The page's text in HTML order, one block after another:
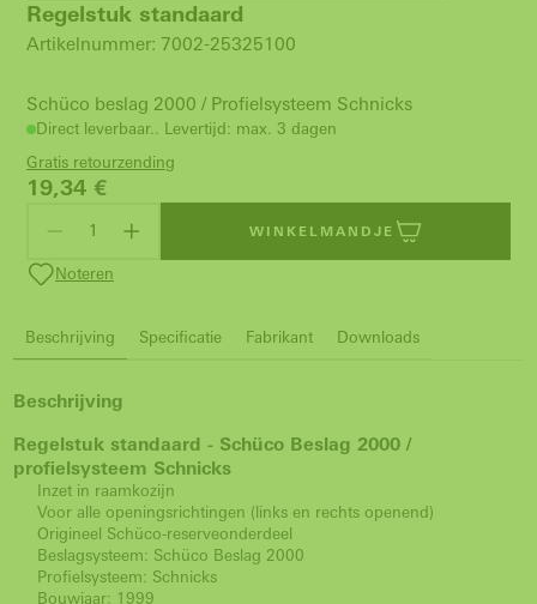
Regelstuk standaard
Artikelnummer: 7002-25325100
Schüco beslag 2000 / Profielsysteem Schnicks
Direct leverbaar.. Levertijd: max. 3 dagen
Gratis retourzending
19,34 €
WINKELMANDJE
Noteren
Beschrijving Specificatie Fabrikant Downloads
Beschrijving
Regelstuk standaard - Schüco Beslag 2000 /
profielsysteem Schnicks
Inzet in raamkozijn
Voor alle openingsrichtingen (links en rechts openend)
Origineel Schüco-reserveonderdeel
Beslagsysteem: Schüco Beslag 2000
Profielsysteem: Schnicks
Bouwjaar: 1999